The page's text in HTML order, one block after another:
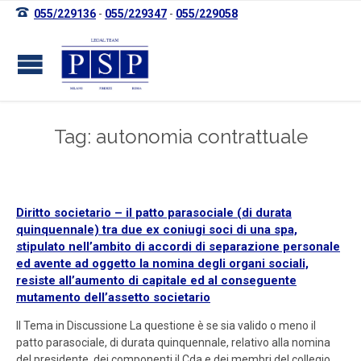
 055/229136 - 055/229347 - 055/229058
Tag: autonomia contrattuale
Diritto societario – il patto parasociale (di durata
quinquennale) tra due ex coniugi soci di una spa,
stipulato nell’ambito di accordi di separazione personale
ed avente ad oggetto la nomina degli organi sociali,
resiste all’aumento di capitale ed al conseguente
mutamento dell’assetto societario
Il Tema in Discussione La questione è se sia valido o meno il
patto parasociale, di durata quinquennale, relativo alla nomina